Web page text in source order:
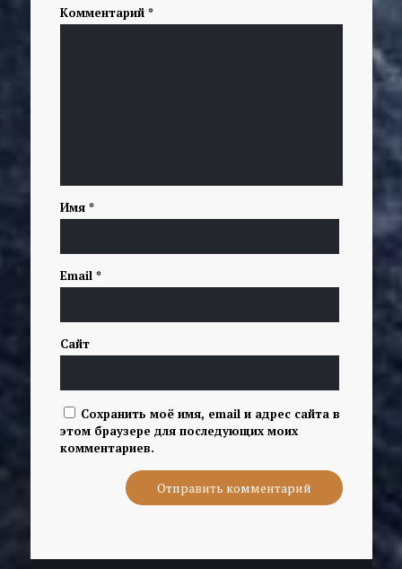
Комментарий *
Имя *
Email *
Сайт
Сохранить моё имя, email и адрес сайта в
этом браузере для последующих моих
комментариев.